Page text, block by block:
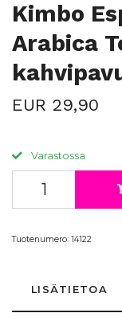
Kimbo
Arabica
EUR 29,90
Varastossa
Tuotenumero: 14122
LISÄTIETOA